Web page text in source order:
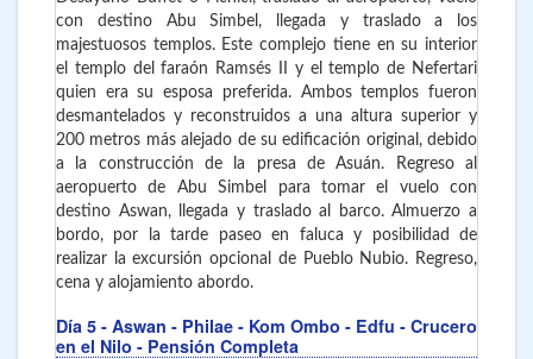
con destino Abu Simbel, llegada y traslado a los
majestuosos templos. Este complejo tiene en su interior
el templo del faraón Ramsés II y el templo de Nefertari
quien era su esposa preferida. Ambos templos fueron
desmantelados y reconstruidos a una altura superior y
200 metros más alejado de su edificación original, debido
a la construcción de la presa de Asuán. Regreso al
aeropuerto de Abu Simbel para tomar el vuelo con
destino Aswan, llegada y traslado al barco. Almuerzo a
bordo, por la tarde paseo en faluca y posibilidad de
realizar la excursión opcional de Pueblo Nubio. Regreso,
cena y alojamiento abordo.
Día 5 - Aswan - Philae - Kom Ombo - Edfu - Crucero
en el Nilo - Pensión Completa